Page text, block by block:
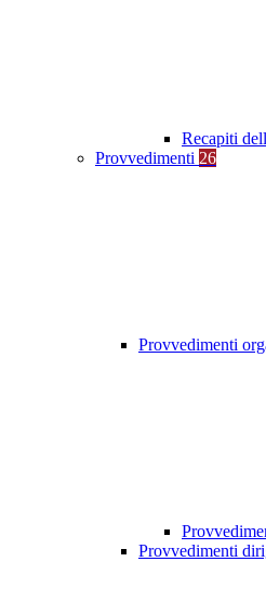
Recapiti
Provvedimenti 26
Provvedimenti
Provvedimenti